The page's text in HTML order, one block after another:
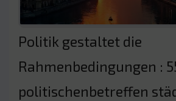
Politik gestaltet die
Rahmenbedingungen :
politischenbetreffen